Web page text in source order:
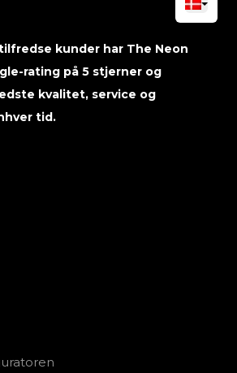
kunder har The Neon
rating på 5 stjerner og
kvalitet, service og
tid.